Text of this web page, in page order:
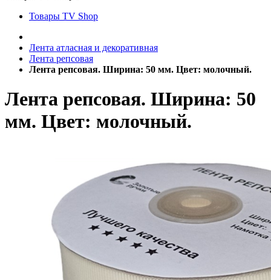
Товары TV Shop
Лента атласная и декоративная
Лента репсовая
Лента репсовая. Ширина: 50 мм. Цвет: молочный.
Лента репсовая. Ширина: 50
мм. Цвет: молочный.